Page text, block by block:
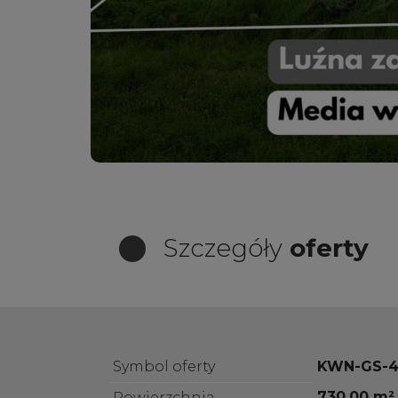
Szczegóły oferty
Symbol oferty
KWN-GS-